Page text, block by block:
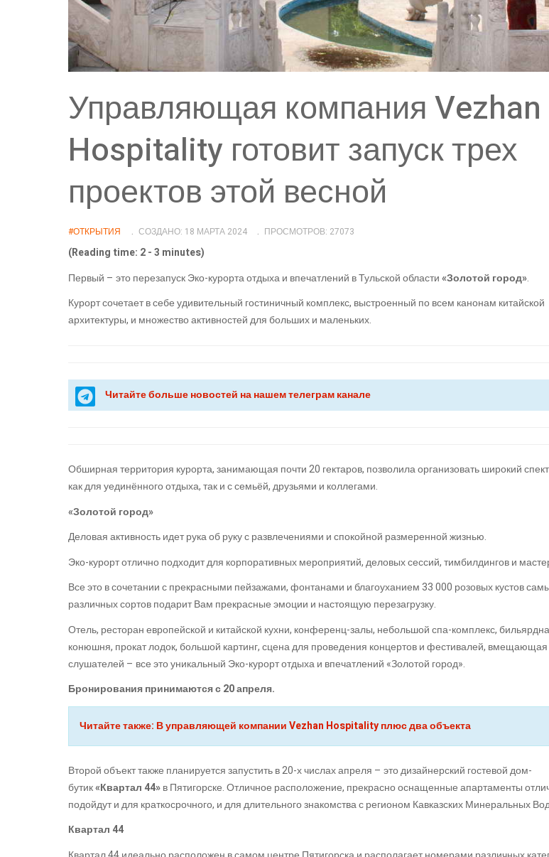
Управляющая компания Vezhan
Hospitality готовит запуск трех
проектов этой весной
#ОТКРЫТИЯ СОЗДАНО: 18 МАРТА 2024 ПРОСМОТРОВ: 27073
(Reading time: 2 - 3 minutes)
Первый – это перезапуск Эко-курорта отдыха и впечатлений в Тульской области«Золотой город».
Курорт сочетает в себе удивительный гостиничный комплекс, выстроенный по всем канонам китайской
архитектуры, и множество активностей для больших и маленьких.
Читайте больше новостей на нашем телеграм канале
Обширная территория курорта, занимающая почти 20 гектаров, позволила организовать широкий
как для уединённого отдыха, так и с семьёй, друзьями и коллегами.
«Золотой город»
Деловая активность идет рука об руку с развлечениями и спокойной размеренной жизнью.
Эко-курорт отлично подходит для корпоративных мероприятий, деловых сессий, тимбилдингов и
Все это в сочетании с прекрасными пейзажами, фонтанами и благоуханием 33 000 розовых кустов
различных сортов подарит Вам прекрасные эмоции и настоящую перезагрузку.
Отель, ресторан европейской и китайской кухни, конференц-залы, небольшой спа-комплекс,
конюшня, прокат лодок, большой картинг, сцена для проведения концертов и фестивалей,
слушателей – все это уникальный Эко-курорт отдыха и впечатлений «Золотой город».
Бронирования принимаются с 20 апреля.
Читайте также: В управляющей компании Vezhan Hospitality плюс два объекта
Второй объект также планируется запустить в 20-х числах апреля – это дизайнерский гостевой дом-
бутик«Квартал 44»в Пятигорске. Отличное расположение, прекрасно оснащенные апартаменты
подойдут и для краткосрочного, и для длительного знакомства с регионом Кавказских Минеральных
Квартал 44